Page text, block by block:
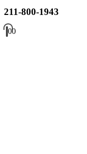
211-800-1943
00